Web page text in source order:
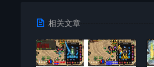
相关文章